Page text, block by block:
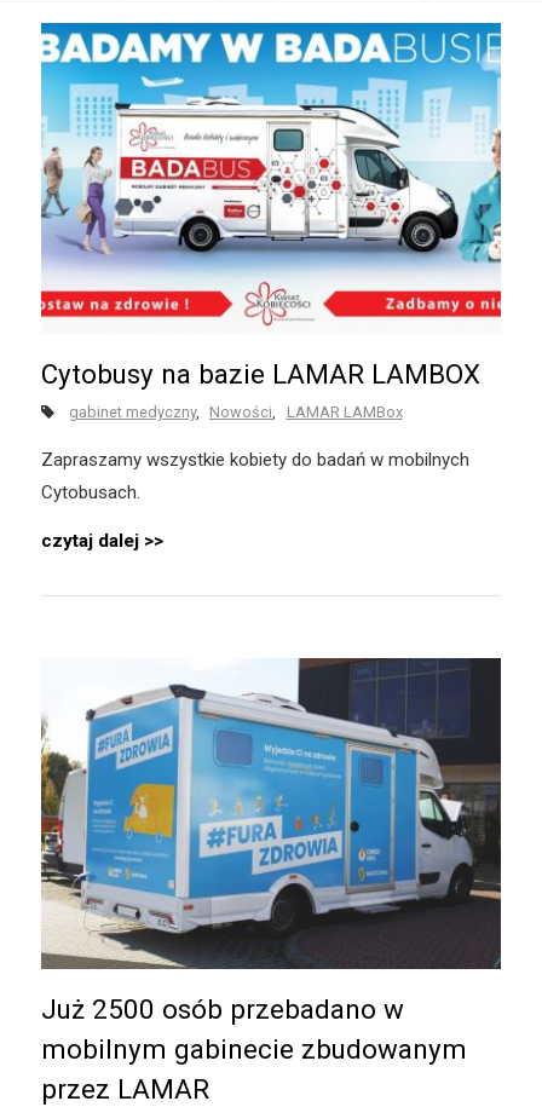
Cytobusy na bazie LAMAR LAMBOX
gabinet medyczny Nowości LAMAR LAMBox
Zapraszamy wszystkie kobiety do badań w mobilnych
Cytobusach.
czytaj dalej
Już 2500 osób przebadano w
mobilnym gabinecie zbudowanym
przez LAMAR